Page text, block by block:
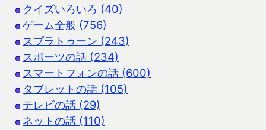
クイズいろいろ (40)
ゲーム全般 (756)
スプラトゥーン (243)
スポーツの話 (234)
スマートフォンの話 (600)
タブレットの話 (105)
テレビの話 (29)
ネットの話 (110)